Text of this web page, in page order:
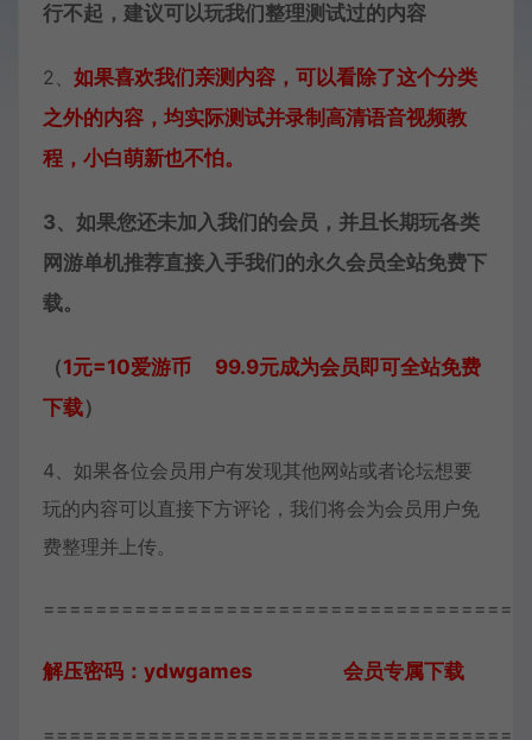
行不起，建议可以玩我们整理测试过的内容
2、 如果喜欢我们亲测内容，可以看除了这个分类
之外的内容，均实际测试并录制高清语音视频教
程，小白萌新也不怕。
3、如果您还未加入我们的会员，并且长期玩各类
网游单机推荐直接入手我们的永久会员全站免费下
载。
（1元=10爱游币 99.9元成为会员即可全站免费
下载）
4、如果各位会员用户有发现其他网站或者论坛想要
玩的内容可以直接下方评论，我们将会为会员用户免
费整理并上传。
解压密码：ydwgames 会员专属下载